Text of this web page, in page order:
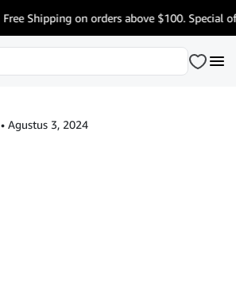
Free Shipping on orders above $100. Special
• Agustus 3, 2024